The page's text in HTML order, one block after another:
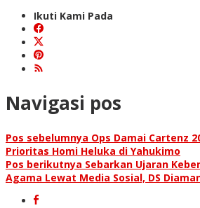
Ikuti Kami Pada
Navigasi pos
Pos sebelumnya Ops Damai Cartenz
Prioritas Homi Heluka di Yahukimo
Pos berikutnya Sebarkan Ujaran
Agama Lewat Media Sosial, DS